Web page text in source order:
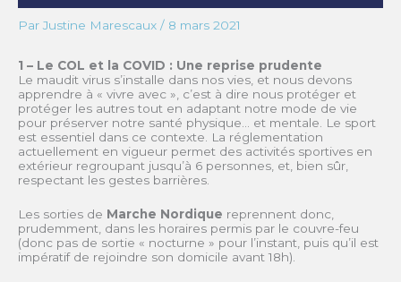
Par Justine Marescaux / 8 mars 2021
1 – Le COL et la COVID : Une reprise prudente
Le maudit virus s’installe dans nos vies, et nous devons
apprendre à « vivre avec », c’est à dire nous protéger et
protéger les autres tout en adaptant notre mode de vie
pour préserver notre santé physique… et mentale. Le sport
est essentiel dans ce contexte. La réglementation
actuellement en vigueur permet des activités sportives en
extérieur regroupant jusqu’à 6 personnes, et, bien sûr,
respectant les gestes barrières.
Les sorties de Marche Nordique reprennent donc,
prudemment, dans les horaires permis par le couvre-feu
(donc pas de sortie « nocturne » pour l’instant, puis qu’il est
impératif de rejoindre son domicile avant 18h).